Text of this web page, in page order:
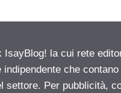
IsayBlog! la cui rete
che contano
settore. Per pubblicità,